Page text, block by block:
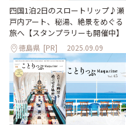
四国1泊2日のスロートリップ♪瀬
戸内アート、秘湯、絶景をめぐる
旅へ【スタンプラリーも開催中】
徳島県 [PR] 2025.09.09